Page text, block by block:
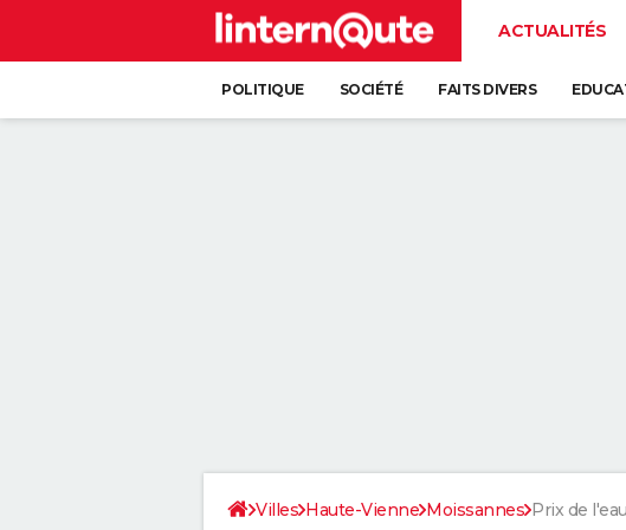
ACTUALITÉS
POLITIQUE SOCIÉTÉ FAITS DIVERS
Villes Haute-Vienne Moissannes Prix de l'eau